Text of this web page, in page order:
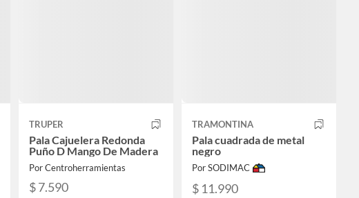
TRUPER
Pala Cajuelera Redonda
Puño D Mango De Madera
Por Centroherramientas
$ 7.590
TRAMONTINA
Pala cuadrada de metal
negro
Por SODIMAC
$ 11.990